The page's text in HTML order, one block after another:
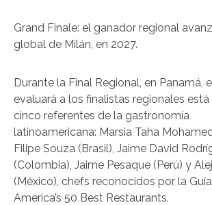
Grand Finale: el ganador regional
global de Milán, en 2027.
Durante la Final Regional, en Panamá,
evaluará a los finalistas regionales
cinco referentes de la gastronomía
latinoamericana: Marsia Taha
Filipe Souza (Brasil), Jaime David
(Colombia), Jaime Pesaque (Perú) y
(México), chefs reconocidos por la
America’s 50 Best Restaurants.